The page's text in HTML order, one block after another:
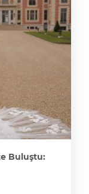
Buluştu: